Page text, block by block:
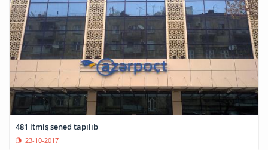
481 itmiş sənəd tapılıb
23-10-2017